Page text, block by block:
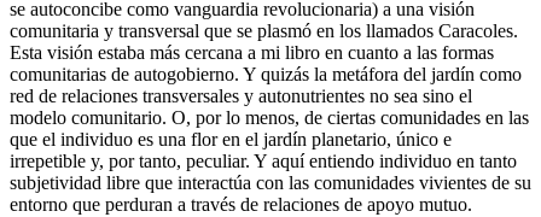
se autoconcibe como vanguardia revolucionaria) a una visión
comunitaria y transversal que se plasmó en los llamados Caracoles.
Esta visión estaba más cercana a mi libro en cuanto a las formas
comunitarias de autogobierno. Y quizás la metáfora del jardín como
red de relaciones transversales y autonutrientes no sea sino el
modelo comunitario. O, por lo menos, de ciertas comunidades en las
que el individuo es una flor en el jardín planetario, único e
irrepetible y, por tanto, peculiar. Y aquí entiendo individuo en tanto
subjetividad libre que interactúa con las comunidades vivientes de su
entorno que perduran a través de relaciones de apoyo mutuo.